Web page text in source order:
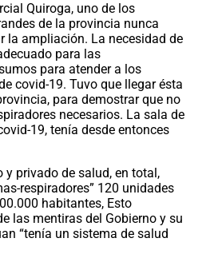
Quiroga, uno de los
de la provincia nunca
la ampliación. La necesidad de
para las
para atender a los
covid-19. Tuvo que llegar ésta
para demostrar que no
necesarios. La sala de
19, tenía desde entonces
y privado de salud, en total,
respiradores” 120 unidades
habitantes, Esto
las mentiras del Gobierno y su
“tenía un sistema de salud